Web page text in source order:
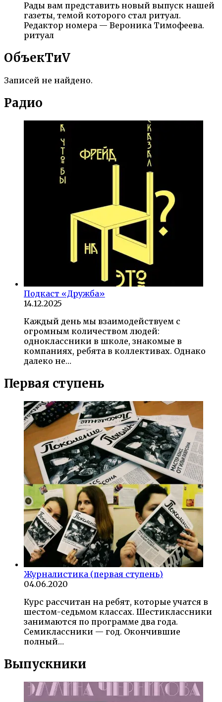
Рады вам представить новый выпуск нашей
газеты, темой которого стал ритуал.
Редактор номера — Вероника Тимофеева.
ритуал
ОбъекTиV
Записей не найдено.
Радио
Подкаст «Дружба»
14.12.2025
Каждый день мы взаимодействуем с
огромным количеством людей:
одноклассники в школе, знакомые в
компаниях, ребята в коллективах. Однако
далеко не…
Первая ступень
Журналистика (первая ступень)
04.06.2020
Курс рассчитан на ребят, которые учатся в
шестом-седьмом классах. Шестиклассники
занимаются по программе два года.
Семиклассники — год. Окончившие
полный…
Выпускники